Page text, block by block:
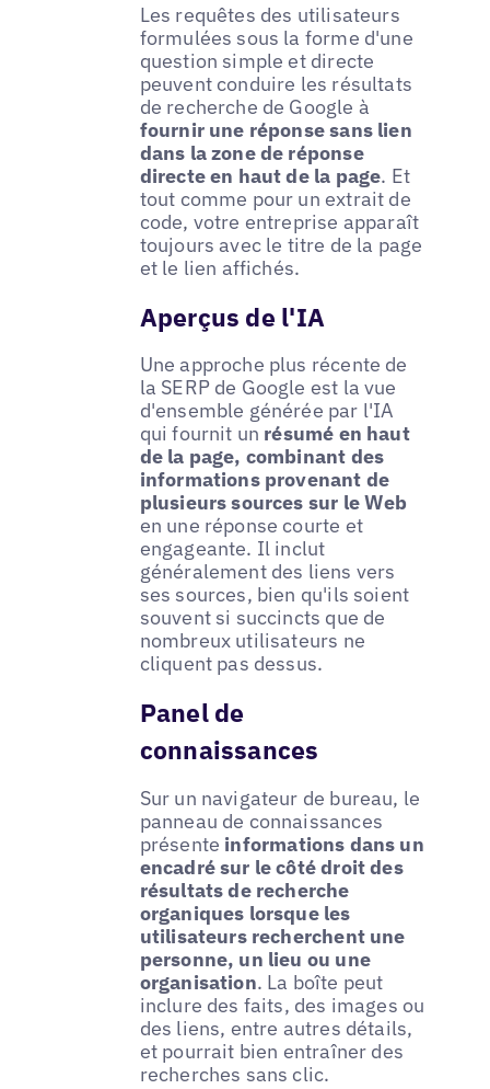
Les requêtes des utilisateurs
formulées sous la forme d'une
question simple et directe
peuvent conduire les résultats
de recherche de Google à
fournir une réponse sans lien
dans la zone de réponse
directe en haut de la page. Et
tout comme pour un extrait de
code, votre entreprise apparaît
toujours avec le titre de la page
et le lien affichés.
Aperçus de l'IA
Une approche plus récente de
la SERP de Google est la vue
d'ensemble générée par l'IA
qui fournit un résumé en haut
de la page, combinant des
informations provenant de
plusieurs sources sur le Web
en une réponse courte et
engageante. Il inclut
généralement des liens vers
ses sources, bien qu'ils soient
souvent si succincts que de
nombreux utilisateurs ne
cliquent pas dessus.
Panel de
connaissances
Sur un navigateur de bureau, le
panneau de connaissances
présente informations dans un
encadré sur le côté droit des
résultats de recherche
organiques lorsque les
utilisateurs recherchent une
personne, un lieu ou une
organisation. La boîte peut
inclure des faits, des images ou
des liens, entre autres détails,
et pourrait bien entraîner des
recherches sans clic.